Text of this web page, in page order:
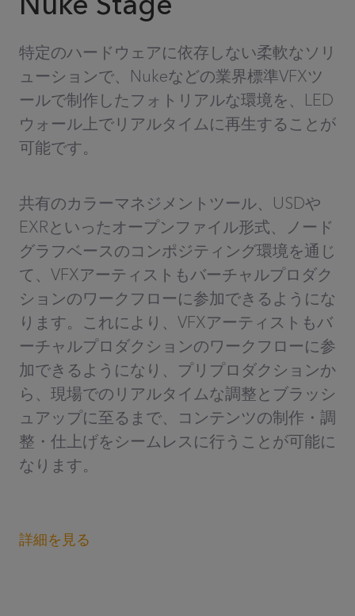
特定のハードウェアに依存しない柔軟なソリ
ューションで、Nukeなどの業界標準VFXツ
ールで制作したフォトリアルな環境を、LED
ウォール上でリアルタイムに再生することが
可能です。
共有のカラーマネジメントツール、USDや
EXRといったオープンファイル形式、ノード
グラフベースのコンポジティング環境を通じ
て、VFXアーティストもバーチャルプロダク
ションのワークフローに参加できるようにな
ります。これにより、VFXアーティストもバ
ーチャルプロダクションのワークフローに参
加できるようになり、プリプロダクションか
ら、現場でのリアルタイムな調整とブラッシ
ュアップに至るまで、コンテンツの制作・調
整・仕上げをシームレスに行うことが可能に
なります。
詳細を見る